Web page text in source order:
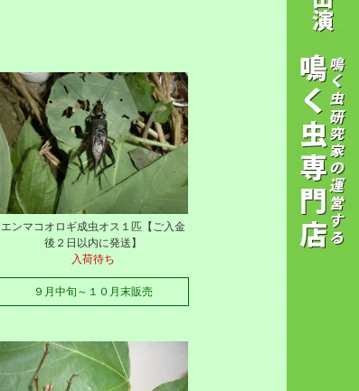
エンマコオロギ成虫オス１匹【ご入金
後２日以内に発送】
入荷待ち
９月中旬～１０月末販売